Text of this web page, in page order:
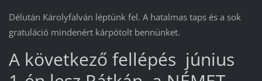
Délután Károlyfalván léptünk fel. A hatalmas taps és a sok
gratuláció mindenért kárpótolt bennünket.
A következő fellépés június